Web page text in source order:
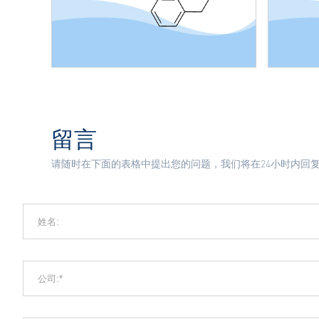
留言
请随时在下面的表格中提出您的问题，我们将在24小时内回